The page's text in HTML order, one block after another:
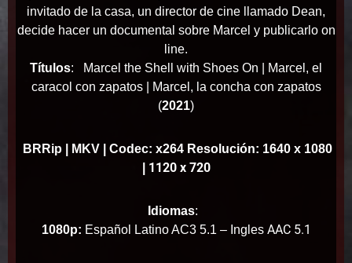
invitado de la casa, un director de cine llamado Dean,
decide hacer un documental sobre Marcel y publicarlo on
line.
Títulos: Marcel the Shell with Shoes On |
Marcel, el
caracol con zapatos |
Marcel, la concha con zapatos
(2021)
BRRip
| MKV | Codec: x264 Resolución: 1640 x 1080
1120 x 720
Idiomas:
1080p: Español Latino AC3 5.1 – Ingles AAC 5.1